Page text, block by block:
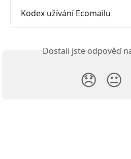
Kodex užívání Ecomailu
Dostali jste odpověď
😞 😐